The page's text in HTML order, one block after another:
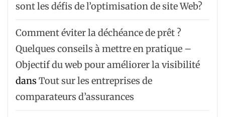
sont les défis de l’optimisation de site Web?
Comment éviter la déchéance de prêt ?
Quelques conseils à mettre en pratique –
Objectif du web pour améliorer la visibilité
dans Tout sur les entreprises de
comparateurs d’assurances